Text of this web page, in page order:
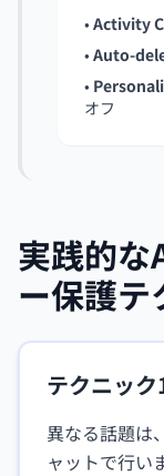
• Activity
• Auto-
•
オフ
実践的な
ー保護テ
テクニッ
異なる話題は
ャットで行い